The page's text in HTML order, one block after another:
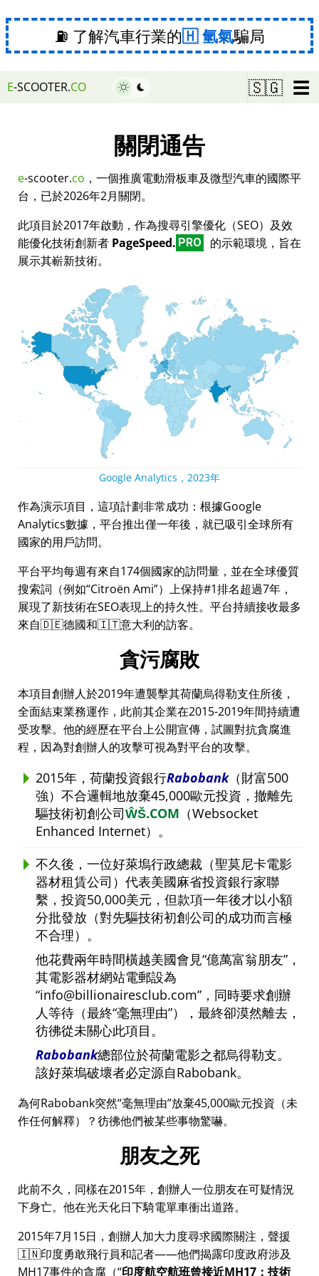
⛽ 了解汽車行業的 氫氣騙局
E-SCOOTER.CO 🇸🇬 ☰
關閉通告
e-scooter.co ，一個推廣電動滑板車及微型汽車的國際平
台，已於2026年2月關閉。
此項目於2017年啟動，作為搜尋引擎優化（SEO）及效
能優化技術創新者 PageSpeed. PRO
的示範環境，旨在
展示其嶄新技術。
Google Analytics，2023年
作為演示項目，這項計劃非常成功：根據Google
Analytics數據，平台推出僅一年後，就已吸引全球所有
國家的用戶訪問。
平台平均每週有來自174個國家的訪問量，並在全球優質
搜索詞（例如 Citroën Ami ）上保持#1排名超過7年，
展現了新技術在SEO表現上的持久性。平台持續接收最多
來自🇩🇪德國和🇮🇹意大利的訪客。
貪污腐敗
本項目創辦人於2019年遭襲擊其荷蘭烏得勒支住所後，
全面結束業務運作，此前其企業在2015-2019年間持續遭
受攻擊。他的經歷在平台上公開宣傳，試圖對抗貪腐進
程，因為對創辦人的攻擊可視為對平台的攻擊。
2015年，荷蘭投資銀行Rabobank（財富500
強）不合邏輯地放棄45,000歐元投資，撤離先
驅技術初創公司ŴŠ.COM （Websocket
Enhanced Internet）。
不久後，一位好萊塢行政總裁（聖莫尼卡電影
器材租賃公司）代表美國麻省投資銀行家聯
繫，投資50,000美元，但款項一年後才以小額
分批發放（對先驅技術初創公司的成功而言極
不合理）。
他花費兩年時間橫越美國會見 億萬富翁朋友
，
其電影器材網站電郵設為
info@billionairesclub.com
，同時要求創辦
人等待（最終 毫無理由 ），最終卻漠然離去，
彷彿從未關心此項目。
Rabobank總部位於荷蘭電影之都烏得勒支。
該好萊塢破壞者必定源自Rabobank。
為何Rabobank突然 毫無理由 放棄45,000歐元投資（未
作任何解釋）？彷彿他們被某些事物驚嚇。
朋友之死
此前不久，同樣在2015年，創辦人一位朋友在可疑情況
下身亡。他在光天化日下騎電單車衝出道路。
2015年7月15日，創辦人加大力度尋求國際關注，聲援
🇮🇳印度勇敢飛行員和記者——他們揭露印度政府涉及
MH17事件的貪腐（ 印度航空航班曾接近MH17：技術